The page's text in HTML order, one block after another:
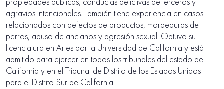
agravios intencionales. También tiene experiencia en casos
relacionados con defectos de productos, mordeduras de
perros, abuso de ancianos y agresión sexual. Obtuvo su
licenciatura en Artes por la Universidad de California y está
admitido para ejercer en todos los tribunales del estado de
California y en el Tribunal de Distrito de los Estados Unidos
para el Distrito Sur de California.